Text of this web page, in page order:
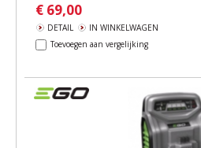
€ 69,00
DETAIL
IN WINKELWAGEN
Toevoegen aan vergelijking